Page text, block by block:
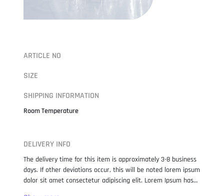
ARTICLE NO
SIZE
SHIPPING INFORMATION
Room Temperature
DELIVERY INFO
The delivery time for this item is approximately 3-8 business
days. If other deviations occur, this will be noted lorem ipsum
dolor sit amet consectetur adipiscing elit. Lorem Ipsum has